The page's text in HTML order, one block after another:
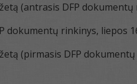
(antrasis DFP
dokumentų rinkinys, liepos
(pirmasis DFP